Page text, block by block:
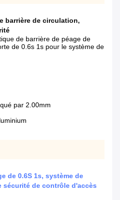
barrière de circulation,
de barrière de péage de
de 0.6s 1s pour le système de
par 2.00mm
de 0.6S 1s, système de
sécurité de contrôle d'accès